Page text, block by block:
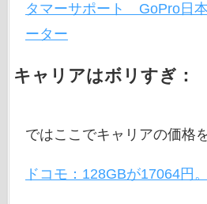
タマーサポート GoPro日
ーター
キャリアはボリすぎ：
ではここでキャリアの価格
ドコモ：128GBが17064円。